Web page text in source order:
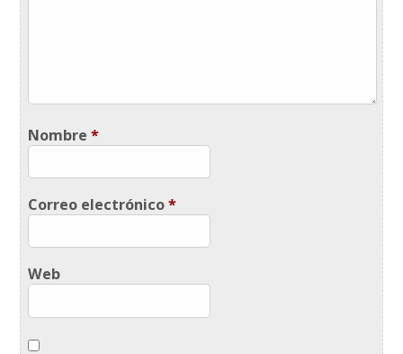
Nombre*
Correo electrónico*
Web